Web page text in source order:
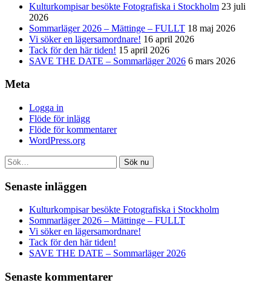
Kulturkompisar besökte Fotografiska i Stockholm 23 juli
2026
Sommarläger 2026 – Mättinge – FULLT 18 maj 2026
Vi söker en lägersamordnare! 16 april 2026
Tack för den här tiden! 15 april 2026
SAVE THE DATE – Sommarläger 2026 6 mars 2026
Meta
Logga in
Flöde för inlägg
Flöde för kommentarer
WordPress.org
Sök nu
Senaste inläggen
Kulturkompisar besökte Fotografiska i Stockholm
Sommarläger 2026 – Mättinge – FULLT
Vi söker en lägersamordnare!
Tack för den här tiden!
SAVE THE DATE – Sommarläger 2026
Senaste kommentarer